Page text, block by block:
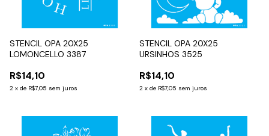
STENCIL OPA 20X25
LOMONCELLO 3387
R$14,10
2 x de R$7,05 sem juros
STENCIL OPA 20X25
URSINHOS 3525
R$14,10
2 x de R$7,05 sem juros